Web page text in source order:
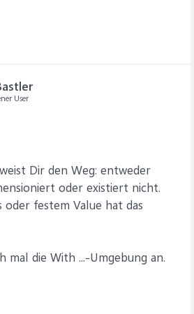
User
Dir den Weg: entweder
oder existiert nicht.
festem Value hat das
mal die With ...-Umgebung an.